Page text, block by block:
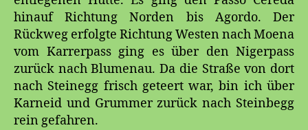
hinauf Richtung Norden bis Agordo. Der
Rückweg erfolgte Richtung Westen nach Moena
vom Karrerpass ging es über den Nigerpass
zurück nach Blumenau. Da die Straße von dort
nach Steinegg frisch geteert war, bin ich über
Karneid und Grummer zurück nach Steinbegg
rein gefahren.